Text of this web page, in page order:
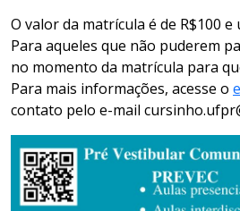
O valor da matrícula é de R$100 e
Para aqueles que não puderem
no momento da matrícula para
Para mais informações, acesse o
contato pelo e-mail